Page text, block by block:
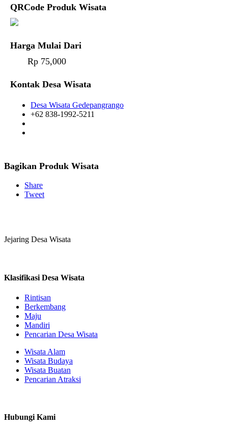
QRCode Produk Wisata
Harga Mulai Dari
Rp 75,000
Kontak Desa Wisata
Desa Wisata Gedepangrango
+62 838-1992-5211
Bagikan Produk Wisata
Share
Tweet
Jejaring Desa Wisata
Klasifikasi Desa Wisata
Rintisan
Berkembang
Maju
Mandiri
Pencarian Desa Wisata
Wisata Alam
Wisata Budaya
Wisata Buatan
Pencarian Atraksi
Hubungi Kami